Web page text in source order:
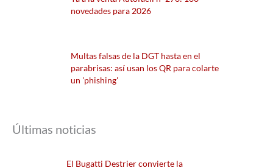
novedades para 2026
Multas falsas de la DGT hasta en el
parabrisas: así usan los QR para colarte
un 'phishing'
Últimas noticias
El Bugatti Destrier convierte la